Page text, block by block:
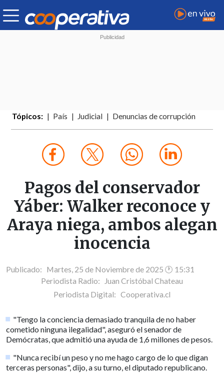
Tópicos: País Judicial Denuncias de corrupción
Pagos del conservador
Yáber: Walker reconoce y
Araya niega, ambos alegan
inocencia
Publicado: Martes, 25 de Noviembre de 2025 🕐 15:31
Periodista Radio:
Juan Cristóbal Chateau
Periodista Digital: Cooperativa.cl
"Tengo la conciencia demasiado tranquila de no haber
cometido ninguna ilegalidad", aseguró el senador de
Demócratas, que admitió una ayuda de 1,6 millones de pesos.
"Nunca recibí un peso y no me hago cargo de lo que digan
terceras personas", dijo, a su turno, el diputado republicano.